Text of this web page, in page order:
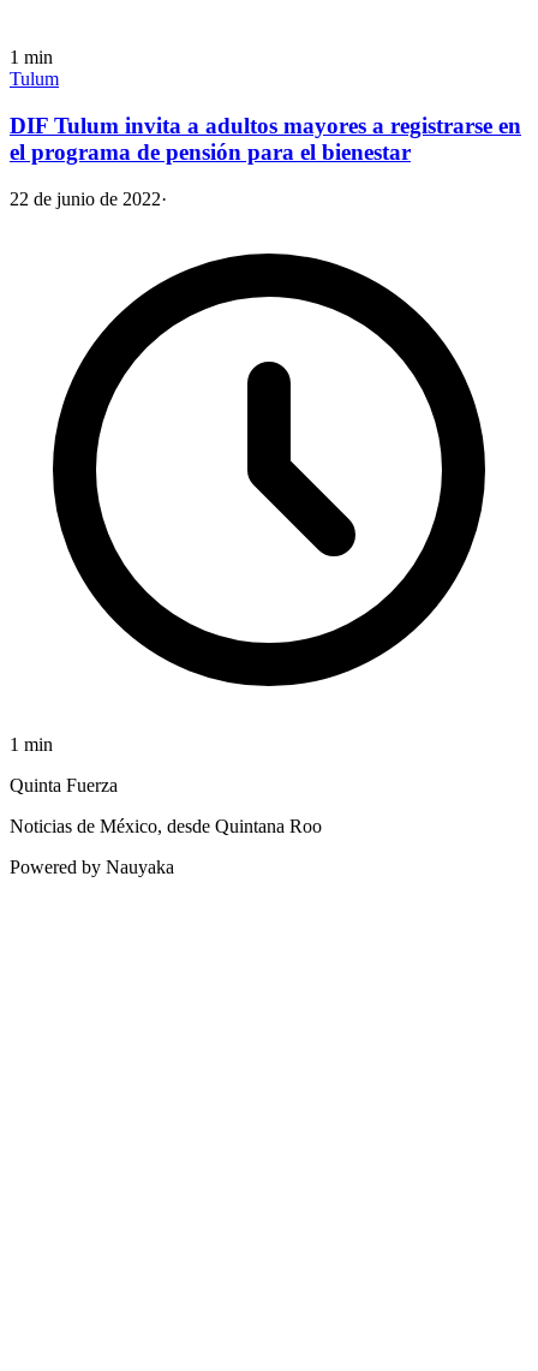
1 min
Tulum
DIF Tulum invita a adultos mayores a registrarse en
el programa de pensión para el bienestar
22 de junio de 2022·
1 min
Quinta Fuerza
Noticias de México, desde Quintana Roo
Powered by Nauyaka